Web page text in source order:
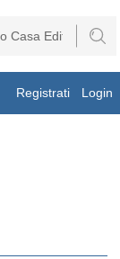
Registrati Login